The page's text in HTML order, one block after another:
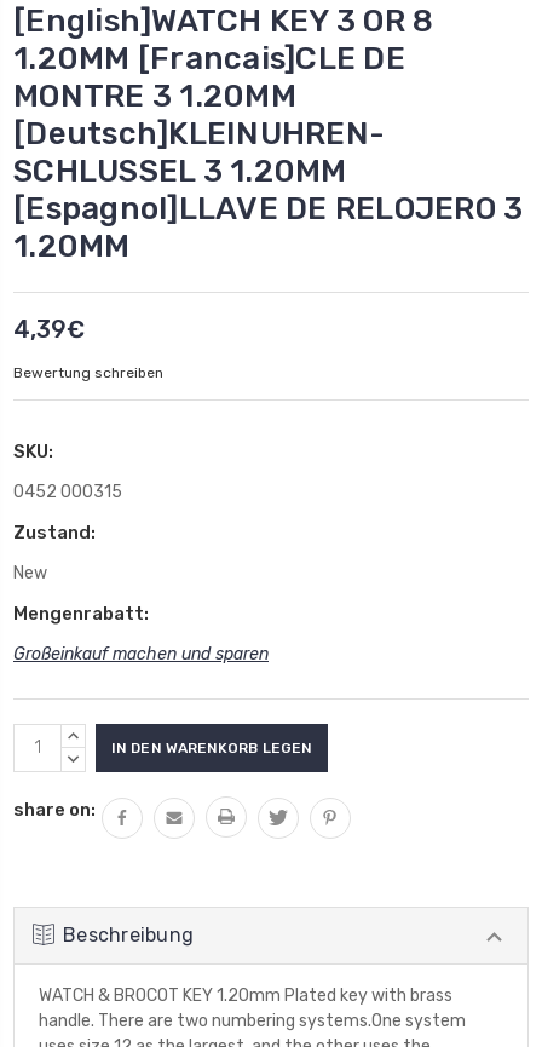
[English]WATCH KEY 3 OR 8
1.20MM [Francais]CLE DE
MONTRE 3 1.20MM
[Deutsch]KLEINUHREN-
SCHLUSSEL 3 1.20MM
[Espagnol]LLAVE DE RELOJERO 3
1.20MM
4,39€
Bewertung schreiben
SKU:
0452 000315
Zustand:
New
Mengenrabatt:
Großeinkauf machen und sparen
Aktueller
Lagerbestand:
MENGE
VON
ERHÖHEN
MENGE
UNDEFINED
VERRINGERN
share on:
Beschreibung
WATCH & BROCOT KEY 1.20mm Plated key with brass
handle. There are two numbering systems.One system